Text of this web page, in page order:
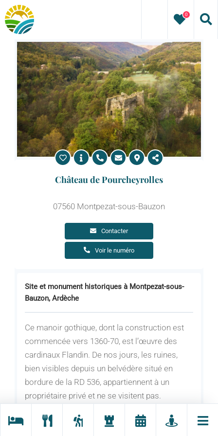
Passer
au
contenu
0
Site et monument historiques à Montpezat-sous-
Bauzon, Ardèche
Ce manoir gothique, dont la construction est
commencée vers 1360-70, est l’œuvre des
cardinaux Flandin. De nos jours, les ruines,
bien visibles depuis un belvédère situé en
bordure de la RD 536, appartiennent à un
propriétaire privé et ne se visitent pas.
Le site de Pourcheyrolles était considéré au
Château de Pourcheyrolles
07560 Montpezat-sous-Bauzon
Contacter
Voir le numéro